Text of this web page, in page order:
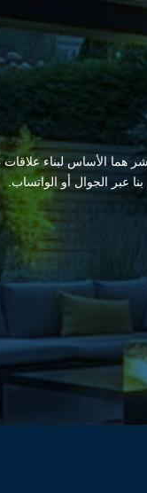
هما الأساس لبناء
عبر الجوال أو الواتساب.